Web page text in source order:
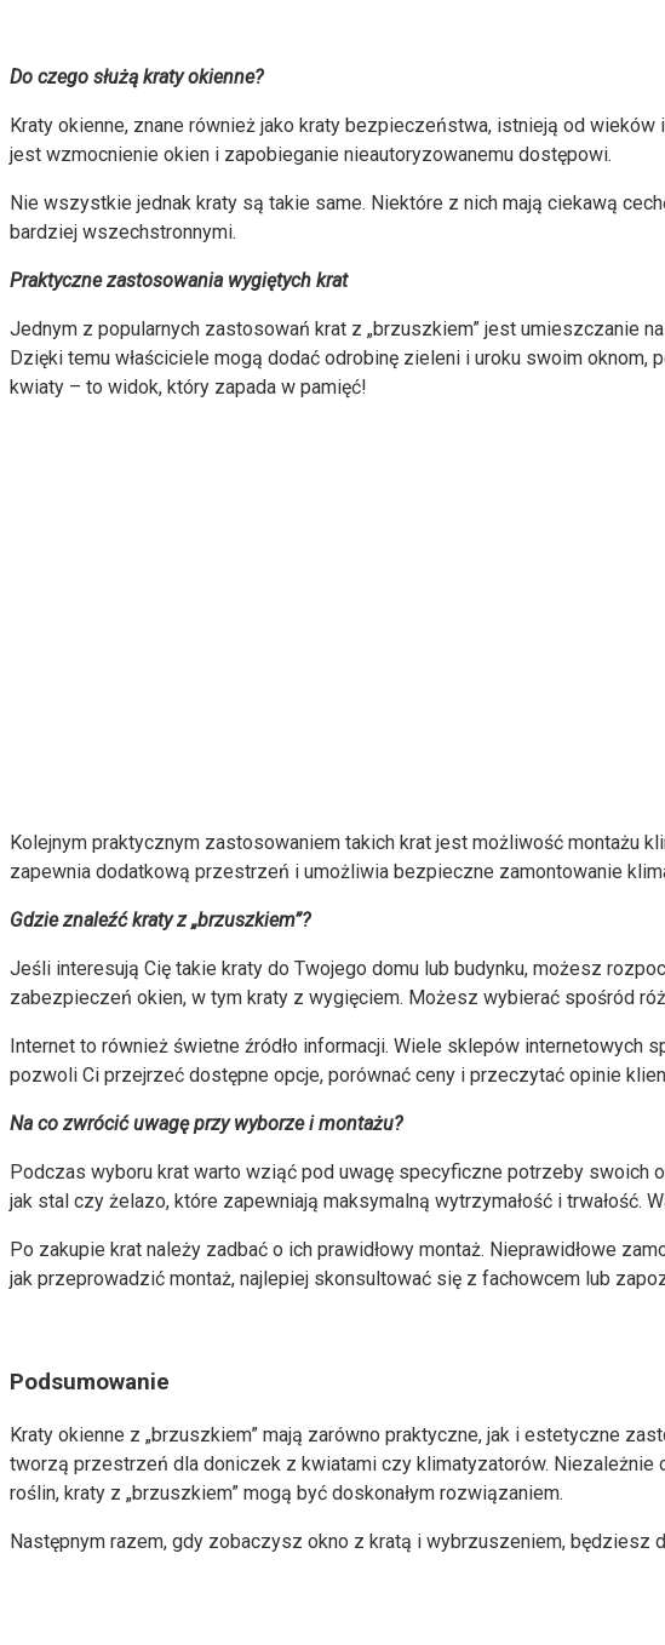
Do czego służą kraty okienne?
Kraty okienne, znane również jako kraty bezpieczeństwa, istnieją od
jest wzmocnienie okien i zapobieganie nieautoryzowanemu dostępowi.
Nie wszystkie jednak kraty są takie same. Niektóre z nich mają ciekawą
bardziej wszechstronnymi.
Praktyczne zastosowania wygiętych krat
Jednym z popularnych zastosowań krat z „brzuszkiem” jest umieszczanie
Dzięki temu właściciele mogą dodać odrobinę zieleni i uroku swoim
kwiaty – to widok, który zapada w pamięć!
Kolejnym praktycznym zastosowaniem takich krat jest możliwość montażu
zapewnia dodatkową przestrzeń i umożliwia bezpieczne zamontowanie
Gdzie znaleźć kraty z „brzuszkiem”?
Jeśli interesują Cię takie kraty do Twojego domu lub budynku, możesz
zabezpieczeń okien, w tym kraty z wygięciem. Możesz wybierać spośród
Internet to również świetne źródło informacji. Wiele sklepów internetowych
pozwoli Ci przejrzeć dostępne opcje, porównać ceny i przeczytać opinie
Na co zwrócić uwagę przy wyborze i montażu?
Podczas wyboru krat warto wziąć pod uwagę specyficzne potrzeby swoich
jak stal czy żelazo, które zapewniają maksymalną wytrzymałość i trwałość.
Po zakupie krat należy zadbać o ich prawidłowy montaż. Nieprawidłowe
jak przeprowadzić montaż, najlepiej skonsultować się z fachowcem lub
Podsumowanie
Kraty okienne z „brzuszkiem” mają zarówno praktyczne, jak i estetyczne
tworzą przestrzeń dla doniczek z kwiatami czy klimatyzatorów.
roślin, kraty z „brzuszkiem” mogą być doskonałym rozwiązaniem.
Następnym razem, gdy zobaczysz okno z kratą i wybrzuszeniem, będziesz